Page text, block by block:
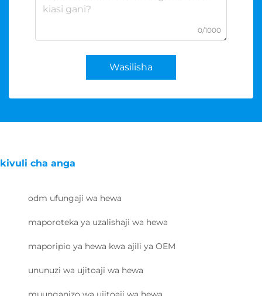
0/1000
Wasilisha
kivuli cha anga
odm ufungaji wa hewa
maporoteka ya uzalishaji wa hewa
maporipio ya hewa kwa ajili ya OEM
ununuzi wa ujitoaji wa hewa